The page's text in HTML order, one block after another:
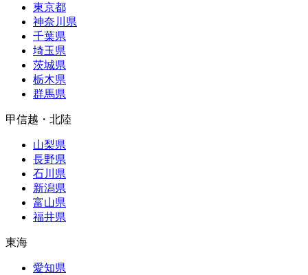
東京都
神奈川県
千葉県
埼玉県
茨城県
栃木県
群馬県
甲信越・北陸
山梨県
長野県
石川県
新潟県
富山県
福井県
東海
愛知県